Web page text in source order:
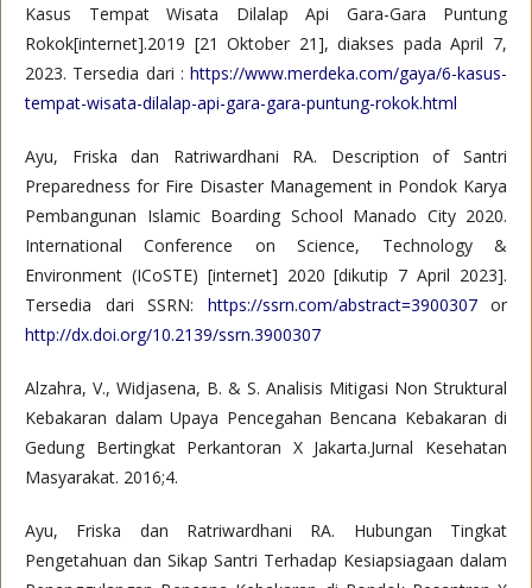
Kasus Tempat Wisata Dilalap Api Gara-Gara Puntung
Rokok[internet].2019 [21 Oktober 21], diakses pada April 7,
2023. Tersedia dari : https://www.merdeka.com/gaya/6-kasus-
tempat-wisata-dilalap-api-gara-gara-puntung-rokok.html
Ayu, Friska dan Ratriwardhani RA. Description of Santri
Preparedness for Fire Disaster Management in Pondok Karya
Pembangunan Islamic Boarding School Manado City 2020.
International Conference on Science, Technology &
Environment (ICoSTE) [internet] 2020 [dikutip 7 April 2023].
Tersedia dari SSRN: https://ssrn.com/abstract=3900307or
http://dx.doi.org/10.2139/ssrn.3900307
Alzahra, V., Widjasena, B. & S. Analisis Mitigasi Non Struktural
Kebakaran dalam Upaya Pencegahan Bencana Kebakaran di
Gedung Bertingkat Perkantoran X Jakarta.Jurnal Kesehatan
Masyarakat. 2016;4.
Ayu, Friska dan Ratriwardhani RA. Hubungan Tingkat
Pengetahuan dan Sikap Santri Terhadap Kesiapsiagaan dalam